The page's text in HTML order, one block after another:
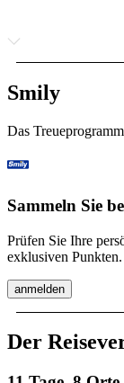
Smily
Das
Sammeln Sie
Prüfen Sie Ihre
exklusiven Punkten.
anmelden
Der